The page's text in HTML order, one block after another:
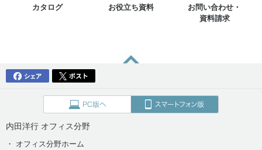
カタログ お役立ち資料
お問い合わせ・
資料請求
内田洋行 オフィス分野
・ オフィス分野ホーム